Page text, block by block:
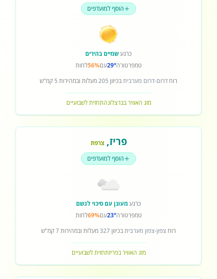
הוסף למועדפים
כרגעשמיים בהירים
טמפרטורה29°עם56%לחות
רוח דרום-דרום מערביתבכיוון 205מעלות ובמהירות 5 קמ"ש
מזג האוויר בברצלונהתחזית לשבועיים
פריז,צרפת
הוסף למועדפים
כרגעמעונן עם סיכוי לגשם
טמפרטורה23°עם69%לחות
רוח צפון-צפון מערביתבכיוון327מעלות ובמהירות7קמ"ש
מזג האוויר בפריזתחזית לשבועיים